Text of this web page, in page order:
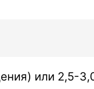
или 2,5-